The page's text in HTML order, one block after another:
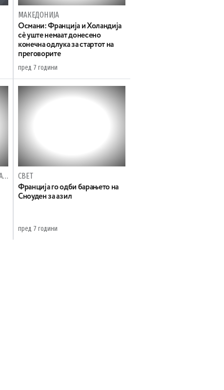
МАКЕДОНИЈА
Османи: Франција и Холандија
сè уште немаат донесено
конечна одлука за стартот на
преговорите
пред 7 години
СО ЦЕЛ ДА СЕ РАЗБУДИ ДУХОТ НА РАДОСТА СВЕТ
Франција го одби барањето на
Сноуден за азил
пред 7 години